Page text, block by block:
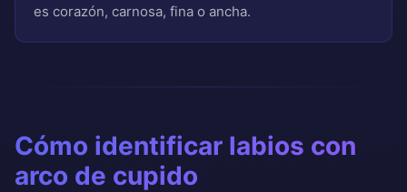
es corazón, carnosa, fina o ancha.
Cómo identificar labios con
arco de cupido